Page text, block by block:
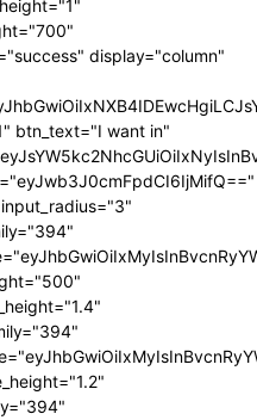
display="column"
btn_text="I want in"